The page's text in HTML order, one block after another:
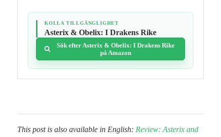
KOLLA TILLGÄNGLIGHET
Asterix & Obelix: I Drakens Rike
Sök efter Asterix & Obelix: I Drakens Rike
på Amazon
This post is also available in English: Review: Asterix and